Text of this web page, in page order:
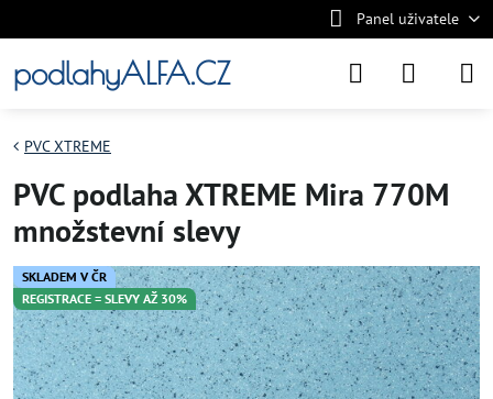
Panel uživatele
podlahyALFA.CZ
SKLADEM V ČR
REGISTRACE = SLEVY AŽ 30%
PVC XTREME
PVC podlaha XTREME Mira 770M
množstevní slevy